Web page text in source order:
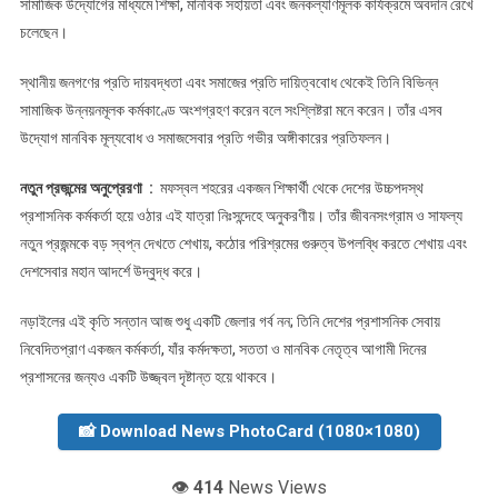
সামাজিক উদ্যোগের মাধ্যমে শিক্ষা, মানবিক সহায়তা এবং জনকল্যাণমূলক কার্যক্রমে অবদান রেখে
চলেছেন।
স্থানীয় জনগণের প্রতি দায়বদ্ধতা এবং সমাজের প্রতি দায়িত্ববোধ থেকেই তিনি বিভিন্ন
সামাজিক উন্নয়নমূলক কর্মকাণ্ডে অংশগ্রহণ করেন বলে সংশ্লিষ্টরা মনে করেন। তাঁর এসব
উদ্যোগ মানবিক মূল্যবোধ ও সমাজসেবার প্রতি গভীর অঙ্গীকারের প্রতিফলন।
নতুন প্রজন্মের অনুপ্রেরণা : মফস্বল শহরের একজন শিক্ষার্থী থেকে দেশের উচ্চপদস্থ
প্রশাসনিক কর্মকর্তা হয়ে ওঠার এই যাত্রা নিঃসন্দেহে অনুকরণীয়। তাঁর জীবনসংগ্রাম ও সাফল্য
নতুন প্রজন্মকে বড় স্বপ্ন দেখতে শেখায়, কঠোর পরিশ্রমের গুরুত্ব উপলব্ধি করতে শেখায় এবং
দেশসেবার মহান আদর্শে উদ্বুদ্ধ করে।
নড়াইলের এই কৃতি সন্তান আজ শুধু একটি জেলার গর্ব নন; তিনি দেশের প্রশাসনিক সেবায়
নিবেদিতপ্রাণ একজন কর্মকর্তা, যাঁর কর্মদক্ষতা, সততা ও মানবিক নেতৃত্ব আগামী দিনের
প্রশাসনের জন্যও একটি উজ্জ্বল দৃষ্টান্ত হয়ে থাকবে।
📸 Download News PhotoCard (1080×1080)
👁️ 414 News Views